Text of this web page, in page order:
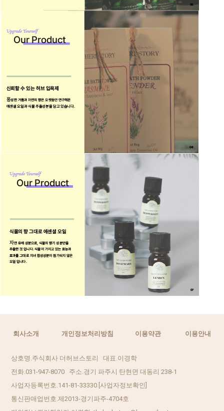
회사소개 개인정보처리방침 이용약관 이용안내
상호명.주식회사 더허브스토리 대표.이경학
전화.031-947-8070 주소.경기 파주시 탄현면 대동리 238-1
사업자등록번호.141-81-33330 [사업자정보확인]
통신판매업번호.제2013-경기파주-4704호